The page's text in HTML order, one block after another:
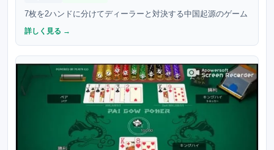
7枚を2ハンドに分けてディーラーと対決する中国起源のゲーム
詳しく見る →